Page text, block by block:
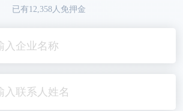
已有12,358人免押金